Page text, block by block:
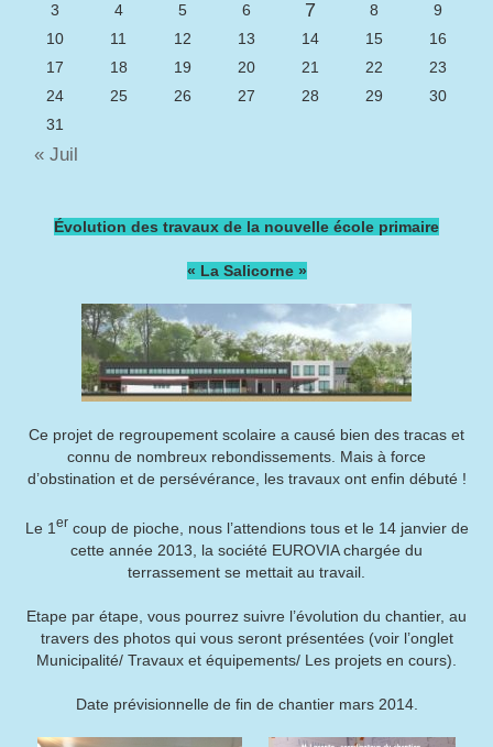
Évolution des travaux de la nouvelle école primaire
« La Salicorne »
Ce projet de regroupement scolaire a causé bien des tracas et
connu de nombreux rebondissements. Mais à force
d’obstination et de persévérance, les travaux ont enfin débuté !
Le 1 er coup de pioche, nous l’attendions tous et le 14 janvier de
cette année 2013, la société EUROVIA chargée du
terrassement se mettait au travail.
Etape par étape, vous pourrez suivre l’évolution du chantier, au
travers des photos qui vous seront présentées (voir l’onglet
Municipalité/ Travaux et équipements/ Les projets en cours).
Date prévisionnelle de fin de chantier mars 2014.
3 4 5 6 7 8
9
10
11 12 13 14 15
16
17
18 19 20 21 22
23
24
25 26 27 28 29
30
31
« Juil